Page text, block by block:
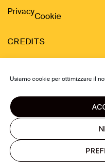
Usiamo cookie per ottimizzare il
Privacy
Cookie
CREDITS
Development by Dino
© 2021 Venice